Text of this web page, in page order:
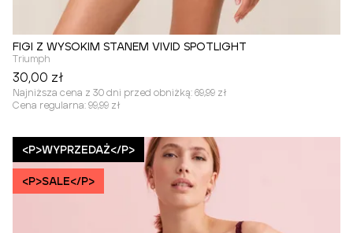
FIGI Z WYSOKIM STANEM VIVID SPOTLIGHT
Triumph
30,00 zł
Najniższa cena z 30 dni przed obniżką: 69,99 zł
Cena regularna: 99,99 zł
<P>WYPRZEDAŻ</P>
<P>SALE</P>